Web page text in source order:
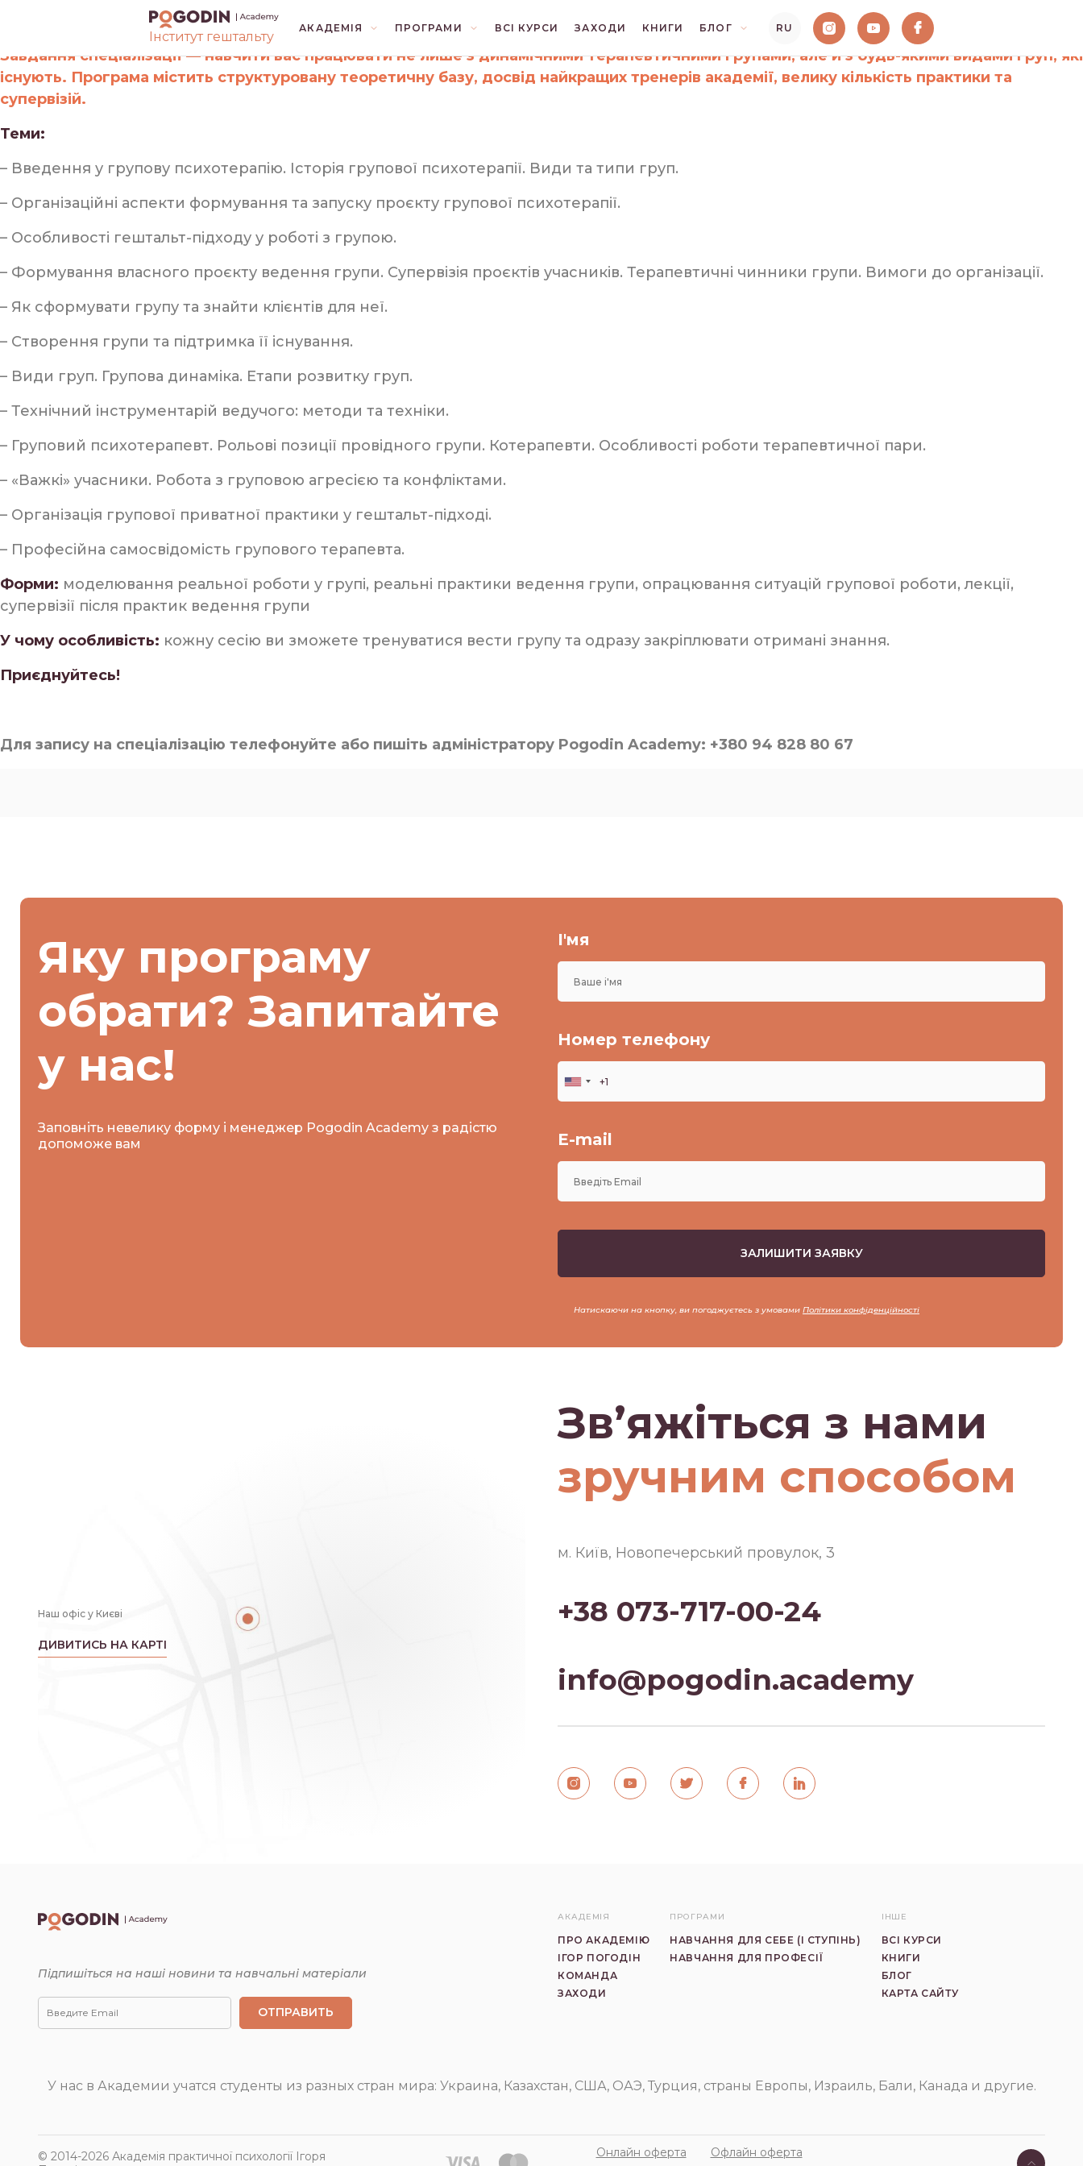
Інститут гештальту
АКАДЕМІЯ ПРОГРАМИ ВСІ КУРСИ ЗАХОДИ КНИГИ БЛОГ RU
Спеціалізація «Гештальт-підхід у роботі з групами»
Завдання спеціалізації — навчити вас працювати не лише з динамічними терапевтичними групами, але й з будь-якими видами груп, які
існують. Програма містить структуровану теоретичну базу, досвід найкращих тренерів академії, велику кількість практики та
супервізій.
Теми:
– Введення у групову психотерапію. Історія групової психотерапії. Види та типи груп.
– Організаційні аспекти формування та запуску проєкту групової психотерапії.
– Особливості гештальт-підходу у роботі з групою.
– Формування власного проєкту ведення групи. Супервізія проєктів учасників. Терапевтичні чинники групи. Вимоги до організації.
– Як сформувати групу та знайти клієнтів для неї.
– Створення групи та підтримка її існування.
– Види груп. Групова динаміка. Етапи розвитку груп.
– Технічний інструментарій ведучого: методи та техніки.
– Груповий психотерапевт. Рольові позиції провідного групи. Котерапевти. Особливості роботи терапевтичної пари.
– «Важкі» учасники. Робота з груповою агресією та конфліктами.
– Організація групової приватної практики у гештальт-підході.
– Професійна самосвідомість групового терапевта.
Форми: моделювання реальної роботи у групі, реальні практики ведення групи, опрацювання ситуацій групової роботи, лекції,
супервізії після практик ведення групи
У чому особливість: кожну сесію ви зможете тренуватися вести групу та одразу закріплювати отримані знання.
Приєднуйтесь!
Для запису на спеціалізацію телефонуйте або пишіть адміністратору Pogodin Academy: +380 94 828 80 67
Яку програму
обрати? Запитайте
у нас!
Заповніть невелику форму і менеджер Pogodin Academy з радістю
допоможе вам
І'мя
Номер телефону
E-mail
Натискаючи на кнопку, ви погоджуєтесь з умовами Політики конфіденційності
Наш офіс у Києві
ДИВИТИСЬ НА КАРТІ
Зв’яжіться з нами
зручним способом
м. Київ, Новопечерський провулок, 3
+38 073-717-00-24
info@pogodin.academy
Українська
ВСІ БЕЗ РУБРИКИ БЛІЦ ВІДНОСИНИ
КРИЗИ І ТРАВМИ ЛІТЕРАТУРА ПОЧУТТЯ
ПСИХОЛОГІЯ
Підпишіться на наші новини та навчальні матеріали
АКАДЕМІЯ
ПРО АКАДЕМІЮ
ІГОР ПОГОДІН
КОМАНДА
ЗАХОДИ
ПРОГРАМИ
НАВЧАННЯ ДЛЯ СЕБЕ (I СТУПIНЬ)
НАВЧАННЯ ДЛЯ ПРОФЕСІЇ
ІНШЕ
ВСІ КУРСИ
КНИГИ
БЛОГ
КАРТА САЙТУ
навчання
гештальт
У нас в Академии учатся студенты из разных стран мира: Украина, Казахстан, США, ОАЭ, Турция, страны Европы, Израиль, Бали, Канада и другие.
© 2014-2026 Академія практичної психології Ігоря
Онлайн оферта Офлайн оферта